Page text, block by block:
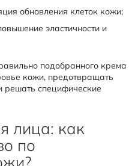
обновления клеток кожи;
эластичности и
подобранного крема
кожи, предотвращать
решать специфические
лица: как
по